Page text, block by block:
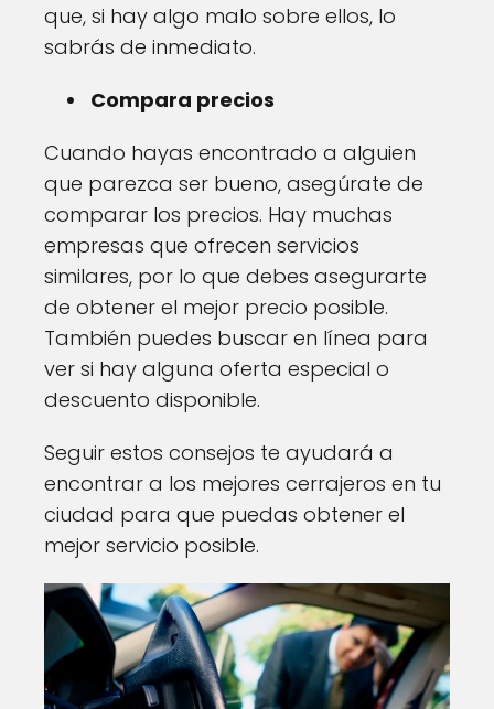
que, si hay algo malo sobre ellos, lo
sabrás de inmediato.
Compara precios
Cuando hayas encontrado a alguien
que parezca ser bueno, asegúrate de
comparar los precios. Hay muchas
empresas que ofrecen servicios
similares, por lo que debes asegurarte
de obtener el mejor precio posible.
También puedes buscar en línea para
ver si hay alguna oferta especial o
descuento disponible.
Seguir estos consejos te ayudará a
encontrar a los mejores cerrajeros en tu
ciudad para que puedas obtener el
mejor servicio posible.